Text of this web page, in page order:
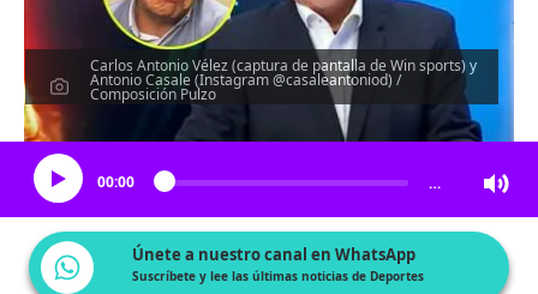
Carlos Antonio Vélez (captura de pantalla de Win sports) y
Antonio Casale (Instagram @casaleantoniod) /
Composición Pulzo
Escucha el artículo
00:00 …
Únete a nuestro canal en WhatsApp
Suscríbete y lee las últimas noticias de Deportes